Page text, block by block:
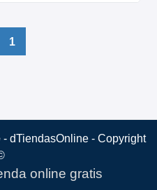
1
- dTiendasOnline - Copyright
online gratis